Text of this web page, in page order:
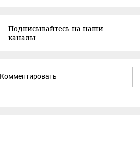
Подписывайтесь на наши
каналы
Комментировать